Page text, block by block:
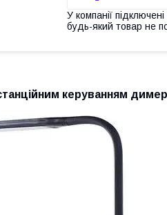
У компанії
будь-який товар не
керуванням